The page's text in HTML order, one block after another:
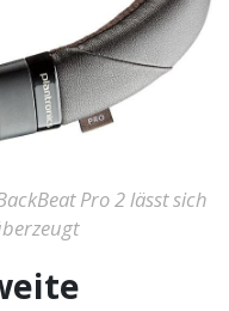
Pro 2 lässt sich